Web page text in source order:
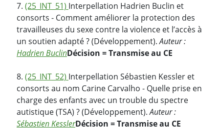
7. (25_INT_51) Interpellation Hadrien Buclin et
consorts - Comment améliorer la protection des
travailleuses du sexe contre la violence et l’accès à
un soutien adapté ? (Développement).Auteur :
Hadrien BuclinDécision = Transmise au CE
8. (25_INT_52) Interpellation Sébastien Kessler et
consorts au nom Carine Carvalho - Quelle prise en
charge des enfants avec un trouble du spectre
autistique (TSA) ? (Développement).Auteur :
Sébastien KesslerDécision = Transmise au CE